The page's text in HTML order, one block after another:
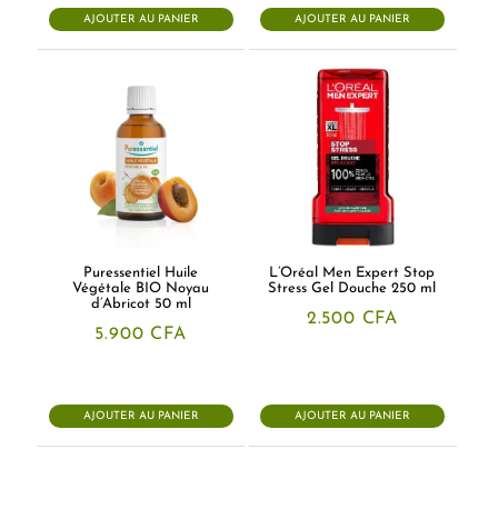
était :
26.000 CFA.
est :
22.500 CFA.
AJOUTER AU PANIER AJOUTER AU PANIER
Puressentiel Huile
Végétale BIO Noyau
d’Abricot 50 ml
5.900 CFA
AJOUTER AU PANIER
L’Oréal Men Expert Stop
Stress Gel Douche 250 ml
2.500 CFA
AJOUTER AU PANIER